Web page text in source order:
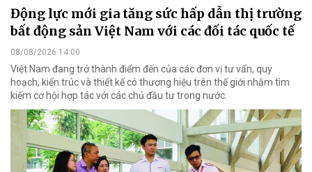
Động lực mới gia tăng sức hấp dẫn thị trường
bất động sản Việt Nam với các đối tác quốc tế
08/08/2026 14:00
Việt Nam đang trở thành điểm đến của các đơn vị tư vấn, quy
hoạch, kiến trúc và thiết kế có thương hiệu trên thế giới nhằm tìm
kiếm cơ hội hợp tác với các chủ đầu tư trong nước.